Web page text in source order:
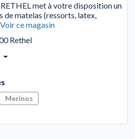
met à votre disposition un
de matelas (ressorts, latex,
Voir ce magasin
Rethel
Merinos